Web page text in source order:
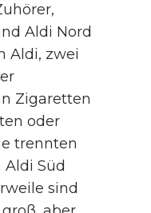
Aldi Nord
Aldi, zwei
Zigaretten
oder
trennten
Süd
sind